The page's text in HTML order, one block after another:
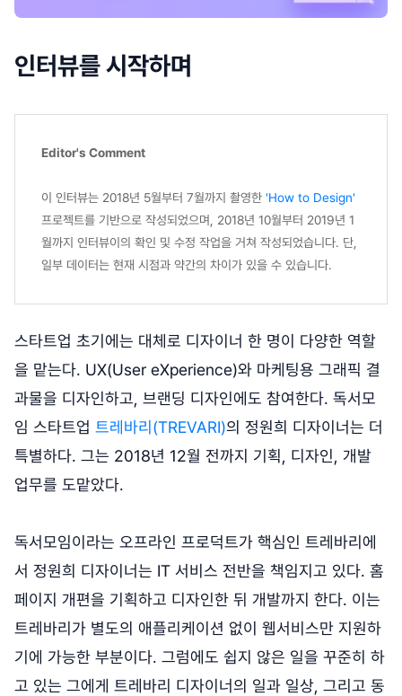
인터뷰를 시작하며
Editor's Comment
이 인터뷰는 2018년 5월부터 7월까지 촬영한 'How to Design'
프로젝트를 기반으로 작성되었으며, 2018년 10월부터 2019년 1
월까지 인터뷰이의 확인 및 수정 작업을 거쳐 작성되었습니다. 단,
일부 데이터는 현재 시점과 약간의 차이가 있을 수 있습니다.
스타트업 초기에는 대체로 디자이너 한 명이 다양한 역할
을 맡는다. UX(User eXperience)와 마케팅용 그래픽 결
과물을 디자인하고, 브랜딩 디자인에도 참여한다. 독서모
임 스타트업 트레바리(TREVARI)의 정원희 디자이너는 더
특별하다. 그는 2018년 12월 전까지 기획, 디자인, 개발
업무를 도맡았다.
독서모임이라는 오프라인 프로덕트가 핵심인 트레바리에
서 정원희 디자이너는 IT 서비스 전반을 책임지고 있다. 홈
페이지 개편을 기획하고 디자인한 뒤 개발까지 한다. 이는
트레바리가 별도의 애플리케이션 없이 웹서비스만 지원하
기에 가능한 부분이다. 그럼에도 쉽지 않은 일을 꾸준히 하
고 있는 그에게 트레바리 디자이너의 일과 일상, 그리고 동